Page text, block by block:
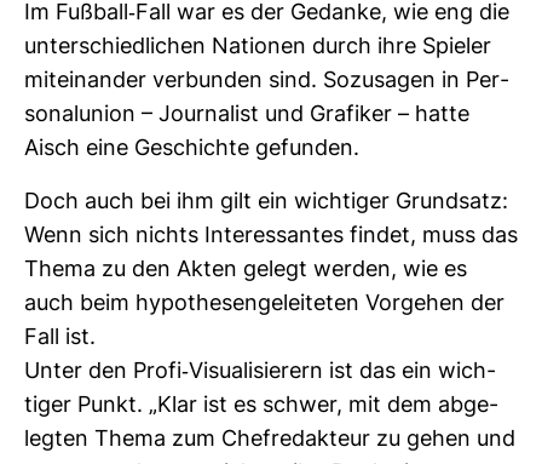
Im Fuß­ball-​Fall war es der Gedanke, wie eng die
unter­schied­li­chen Nationen durch ihre Spieler
mit­ein­ander ver­bunden sind. Sozu­sagen in Per­
so­nal­union – Jour­na­list und Gra­fiker – hatte
Aisch eine Geschichte gefunden.
Doch auch bei ihm gilt ein wich­tiger Grund­satz:
Wenn sich nichts Inter­es­santes findet, muss das
Thema zu den Akten gelegt werden, wie es
auch beim hypo­the­sen­ge­lei­teten Vor­gehen der
Fall ist.
Unter den Profi-​Visua­li­sie­rern ist das ein wich­
tiger Punkt. „Klar ist es schwer, mit dem abge­
legten Thema zum Chef­re­dak­teur zu gehen und